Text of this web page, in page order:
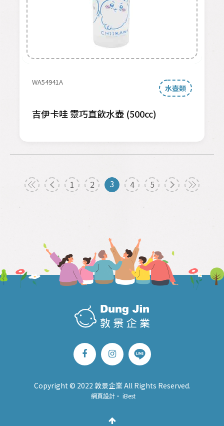
WA54941A
水壺類
吉伊卡哇 靈巧直飲水壺 (500cc)
1 2 3 4 5
Copyright © 2022 敦景企業 All Rights Reserved.
網頁設計‧ iBest